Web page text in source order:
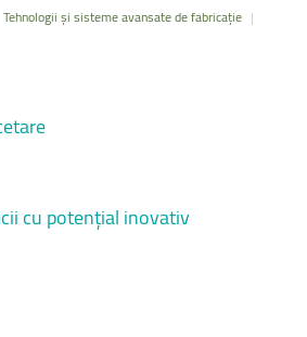
Tehnologii și sisteme avansate de fabricație |
cu potențial inovativ